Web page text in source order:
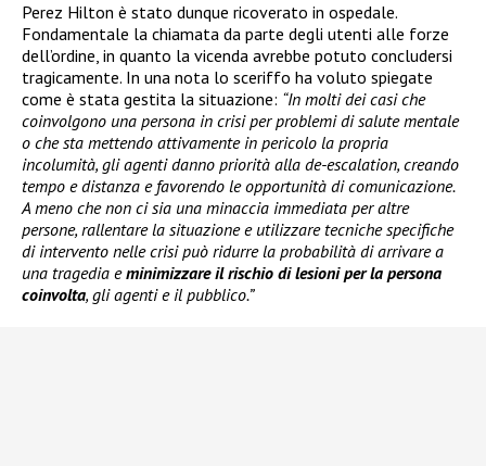
Perez Hilton è stato dunque ricoverato in ospedale.
Fondamentale la chiamata da parte degli utenti alle forze
dell’ordine, in quanto la vicenda avrebbe potuto concludersi
tragicamente. In una nota lo sceriffo ha voluto spiegate
come è stata gestita la situazione: “In molti dei casi che
coinvolgono una persona in crisi per problemi di salute mentale
o che sta mettendo attivamente in pericolo la propria
incolumità, gli agenti danno priorità alla de-escalation, creando
tempo e distanza e favorendo le opportunità di comunicazione.
A meno che non ci sia una minaccia immediata per altre
persone, rallentare la situazione e utilizzare tecniche specifiche
di intervento nelle crisi può ridurre la probabilità di arrivare a
una tragedia eminimizzare il rischio di lesioni per la persona
coinvolta, gli agenti e il pubblico.”